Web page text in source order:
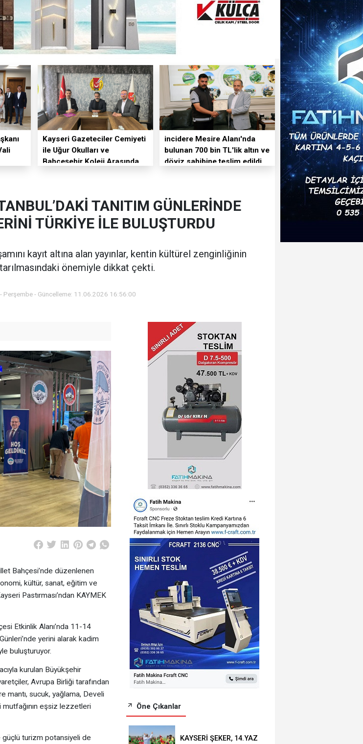
Kayseri Gazeteciler Cemiyeti
ile Uğur Okulları ve
Bahçeşehir Koleji Arasında
incidere Mesire Alanı'nda
bulunan 700 bin TL'lik altın ve
döviz sahibine teslim edildi
TANITIM GÜNLERİNDE
TÜRKİYE İLE BULUŞTURDU
kayıt altına alan yayınlar, kentin kültürel zenginliğinin
önemiyle dikkat çekti.
Perşembe - Güncelleme: 11.06.2026 16:56:00
Bahçesi’nde düzenlenen
kültür, sanat, eğitim ve
Pastırması’ndan KAYMEK
Etkinlik Alanı’nda 11-14
yerini alarak kadim
buluşturuyor.
kurulan Büyükşehir
Avrupa Birliği tarafından
mantı, sucuk, yağlama, Develi
mutfağının eşsiz lezzetleri
güçlü turizm potansiyeli de
Öne Çıkanlar
KAYSERİ ŞEKER, 14.YAZ